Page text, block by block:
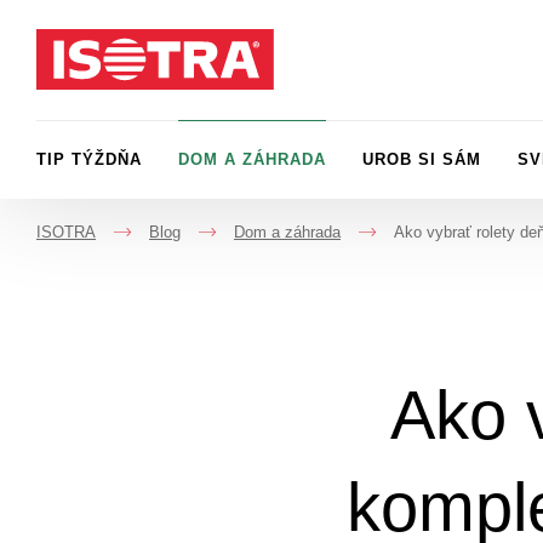
TIP TÝŽDŇA DOM A ZÁHRADA UROB SI SÁM
ISOTRA
->
Blog
->
Dom a záhrada
->
Ako vybrať rolety
Ako